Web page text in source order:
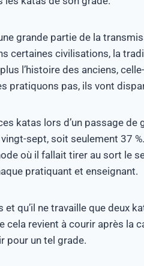
grande partie de la
certaines civilisations, la
l’histoire des anciens,
pratiquons pas, ils vont
katas lors d’un passage
sept, soit seulement 37
où il fallait tirer au sort le
pratiquant et enseignant.
et qu’il ne travaille que deux
cela revient à courir après la
pour un tel grade.